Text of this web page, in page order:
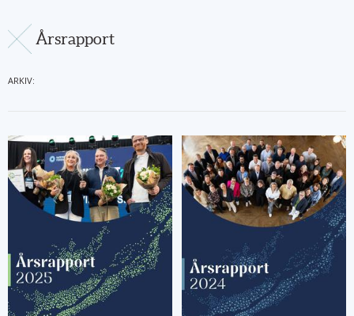
Årsrapport
ARKIV: